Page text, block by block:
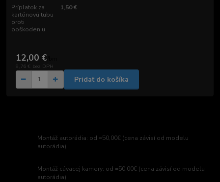
Príplatok za
kartónovú tubu
proti
poškodeniu
1,50 €
12,00 €
9,76 € bez DPH
Pridať do košíka
Montáž autorádia: od =50,00€ (cena závisí od modelu
autorádia)
Montáž cúvacej kamery: od =50,00€ (cena závisí od modelu
autorádia)